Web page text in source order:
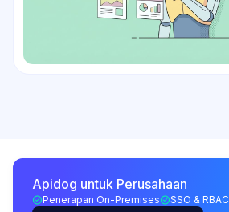
Apidog untuk Perusahaan
Penerapan On-Premises SSO & RBAC